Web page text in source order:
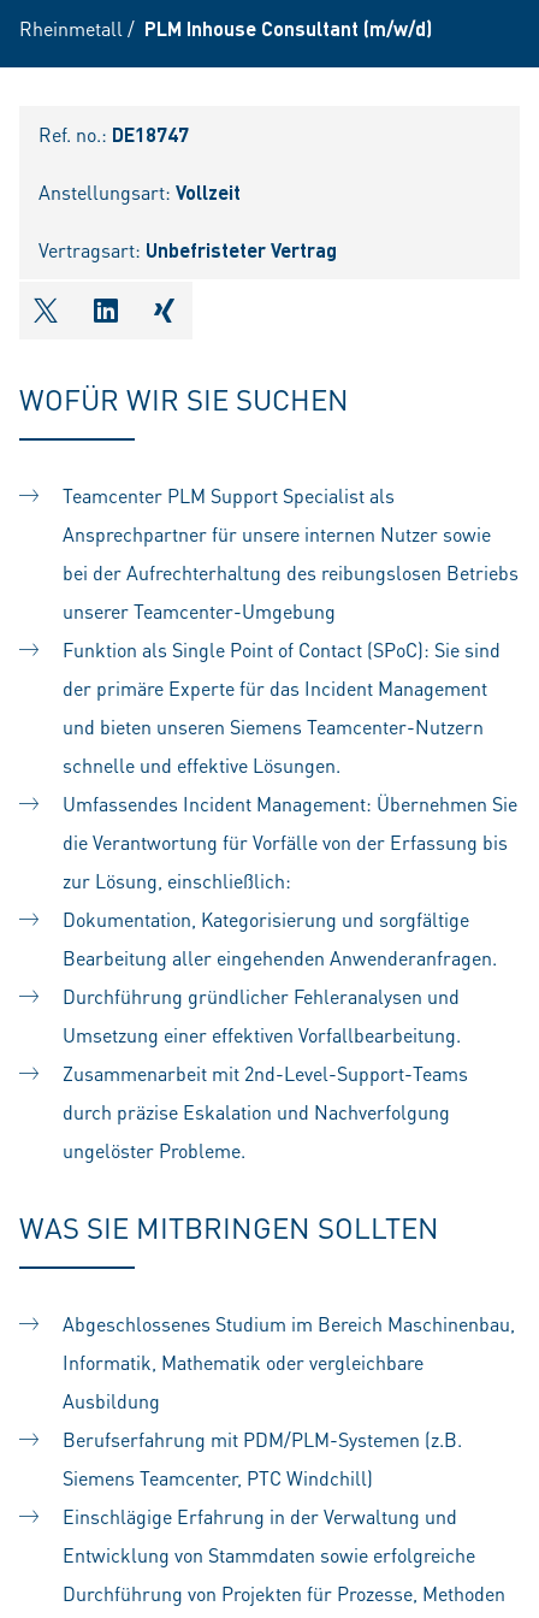
Rheinmetall / PLM Inhouse Consultant (m/w/d)
Ref. no.: DE18747
Anstellungsart: Vollzeit
Vertragsart: Unbefristeter Vertrag
shareOntwitter
shareOnlinkedIn
shareOnxing
WOFÜR WIR SIE SUCHEN
Teamcenter PLM Support Specialist als
Ansprechpartner für unsere internen Nutzer sowie
bei der Aufrechterhaltung des reibungslosen Betriebs
unserer Teamcenter-Umgebung
Funktion als Single Point of Contact (SPoC): Sie sind
der primäre Experte für das Incident Management
und bieten unseren Siemens Teamcenter-Nutzern
schnelle und effektive Lösungen.
Umfassendes Incident Management: Übernehmen Sie
die Verantwortung für Vorfälle von der Erfassung bis
zur Lösung, einschließlich:
Dokumentation, Kategorisierung und sorgfältige
Bearbeitung aller eingehenden Anwenderanfragen.
Durchführung gründlicher Fehleranalysen und
Umsetzung einer effektiven Vorfallbearbeitung.
Zusammenarbeit mit 2nd-Level-Support-Teams
durch präzise Eskalation und Nachverfolgung
ungelöster Probleme.
WAS SIE MITBRINGEN SOLLTEN
Abgeschlossenes Studium im Bereich Maschinenbau,
Informatik, Mathematik oder vergleichbare
Ausbildung
Berufserfahrung mit PDM/PLM-Systemen (z.B.
Siemens Teamcenter, PTC Windchill)
Einschlägige Erfahrung in der Verwaltung und
Entwicklung von Stammdaten sowie erfolgreiche
Durchführung von Projekten für Prozesse, Methoden